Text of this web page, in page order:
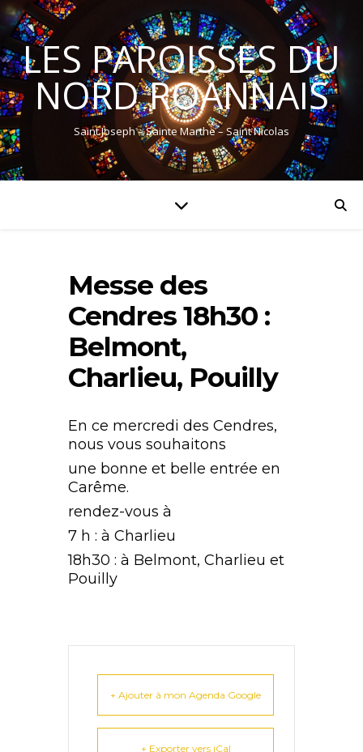
LES PAROISSES DU
NORD ROANNAIS
Saint Joseph – Sainte Marthe – Saint Nicolas
Messe des
Cendres 18h30 :
Belmont,
Charlieu, Pouilly
En ce mercredi des Cendres,
nous vous souhaitons
une bonne et belle entrée en
Carême.
rendez-vous à
7 h : à Charlieu
18h30 : à Belmont, Charlieu et
Pouilly
+ Ajouter à mon Agenda Google
+ Exporter vers iCal